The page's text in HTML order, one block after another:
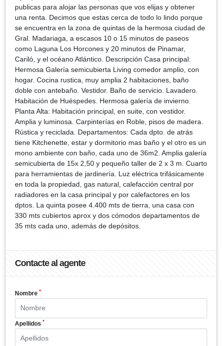
publicas para alojar las personas que vos elijas y obtener
una renta. Decimos que estas cerca de todo lo lindo porque
se encuentra en la zona de quintas de la hermosa ciudad de
Gral. Madariaga, a escasos 10 o 15 minutos de paseos
como Laguna Los Horcones y 20 minutos de Pinamar,
Cariló, y el océano Atlántico. Descripción Casa principal:
Hermosa Galería semicubierta Living comedor amplio, con
hogar. Cocina rustica, muy amplia 2 habitaciones, baño
doble con antebaño. Vestidor. Baño de servicio. Lavadero.
Habitación de Huéspedes. Hermosa galería de invierno.
Planta Alta: Habitación principal, en suite, con vestidor.
Amplia y luminosa. Carpinterías en Roble, pisos de madera.
Rústica y reciclada. Departamentos: Cada dpto. de atrás
tiene Kitchenette, estar y dormitorio mas baño y el otro es un
mono ambiente con baño, cada uno de 36m2. Amplia galería
semicubierta de 15x 2,50 y pequeño taller de 2 x 3 m. Cuarto
para herramientas de jardinería. Luz eléctrica trifásicamente
en toda la propiedad, gas natural, calefacción central por
radiadores en la casa principal y por calefactores en los
dptos. La quinta posee 4.400 mts de tierra, una casa con
330 mts cubiertos aprox y dos cómodos departamentos de
35 mts cada uno, además de depósitos.
Contacte al agente
Nombre *
Apellidos *